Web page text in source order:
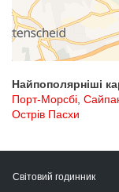
Найпополярніші
Порт-Морсбі,
Острів Пасхи
Світовий годинник